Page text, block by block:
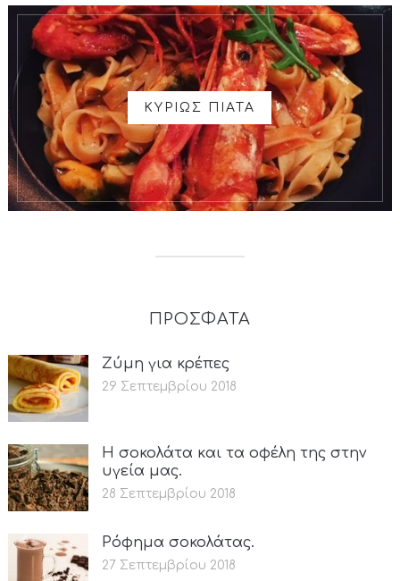
ΚΥΡΙΩΣ ΠΙΑΤΑ
ΠΡΟΣΦΑΤΑ
Ζύμη για κρέπες
29 Σεπτεμβρίου 2018
Η σοκολάτα και τα οφέλη της στην
υγεία μας.
28 Σεπτεμβρίου 2018
Ρόφημα σοκολάτας.
27 Σεπτεμβρίου 2018